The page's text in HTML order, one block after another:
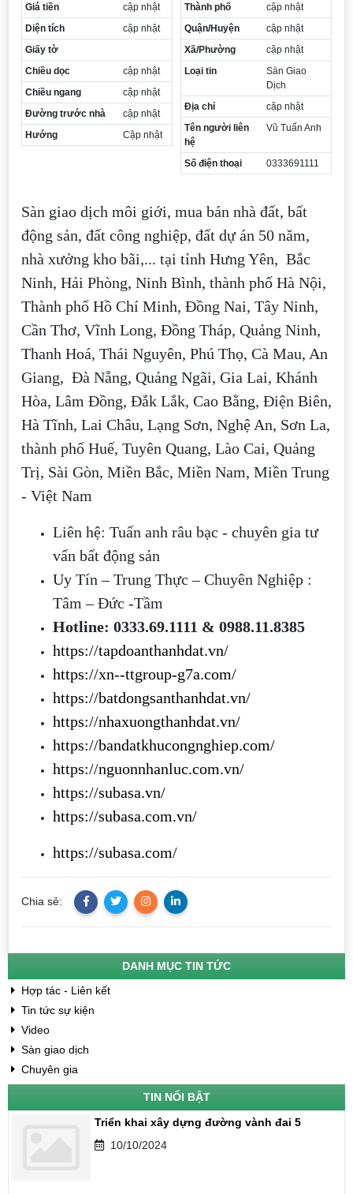
Giá tiền
cập nhật
Diện tích
cập nhật
Giấy tờ
Chiều dọc
cập nhật
Chiều ngang
cập nhật
Đường trước nhà
cập nhật
Hướng
Cập nhật
Thành phố
cập nhật
Quận/Huyện
cập nhật
Xã/Phường
cập nhật
Loại tin
Sàn Giao
Dịch
Địa chỉ
cập nhật
Tên người liên
hệ
Vũ Tuấn Anh
Số điện thoại 0333691111
Sàn giao dịch môi giới, mua bán nhà đất, bất
động sản, đất công nghiệp, đất dự án 50 năm,
nhà xưởng kho bãi,... tại tỉnh Hưng Yên, Bắc
Ninh, Hải Phòng, Ninh Bình, thành phố Hà Nội,
Thành phố Hồ Chí Minh, Đồng Nai, Tây Ninh,
Cần Thơ, Vĩnh Long, Đồng Tháp, Quảng Ninh,
Thanh Hoá, Thái Nguyên, Phú Thọ, Cà Mau, An
Giang, Đà Nẵng, Quảng Ngãi, Gia Lai, Khánh
Hòa, Lâm Đồng, Đắk Lắk, Cao Bằng, Điện Biên,
Hà Tĩnh, Lai Châu, Lạng Sơn, Nghệ An, Sơn La,
thành phố Huế, Tuyên Quang, Lào Cai, Quảng
Trị, Sài Gòn, Miền Bắc, Miền Nam, Miền Trung
- Việt Nam
Liên hệ: Tuấn anh râu bạc - chuyên gia tư
vấn bất động sản
Uy Tín – Trung Thực – Chuyên Nghiệp :
Tâm – Đức -Tầm
Hotline: 0333.69.1111 & 0988.11.8385
https://tapdoanthanhdat.vn/
https://xn--ttgroup-g7a.com/
https://batdongsanthanhdat.vn/
https://nhaxuongthanhdat.vn/
https://bandatkhucongnghiep.com/
https://nguonnhanluc.com.vn/
https://subasa.vn/
https://subasa.com.vn/
https://subasa.com/
Chia sẻ:
DANH MỤC TIN TỨC
Hợp tác - Liên kết
Tin tức sự kiện
Video
Sàn giao dịch
Chuyên gia
TIN NỔI BẬT
Triển khai xây dựng đường vành đai 5
10/10/2024